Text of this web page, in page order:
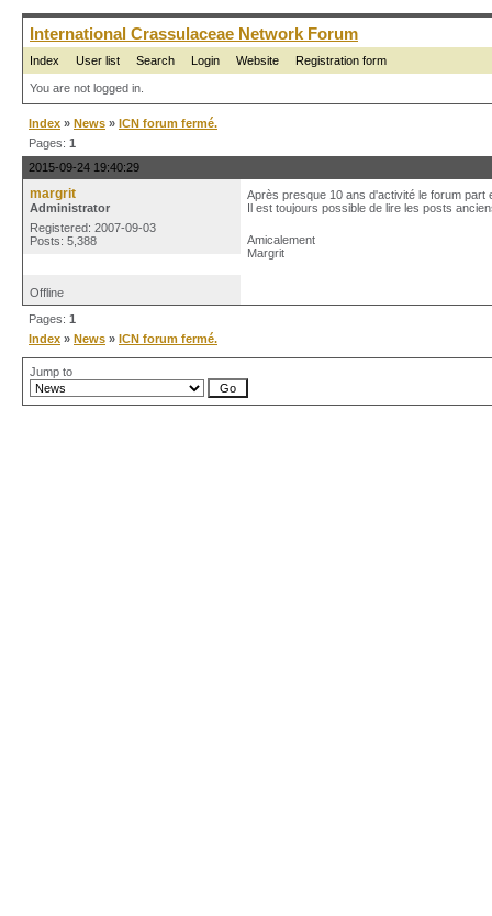
International Crassulaceae Network Forum
Index User list Search Login Website Registration form
You are not logged in.
Index » News » ICN forum fermé.
Pages: 1
2015-09-24 19:40:29
margrit
Administrator
Registered: 2007-09-03
Posts: 5,388
Après presque 10 ans d'activité le forum part
Il est toujours possible de lire les posts
Amicalement
Margrit
Offline
Pages: 1
Index » News » ICN forum fermé.
Jump to